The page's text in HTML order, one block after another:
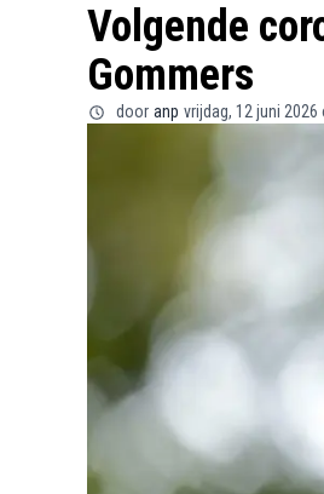
Volgende
Gommers
door anp vrijdag, 12 juni 2026